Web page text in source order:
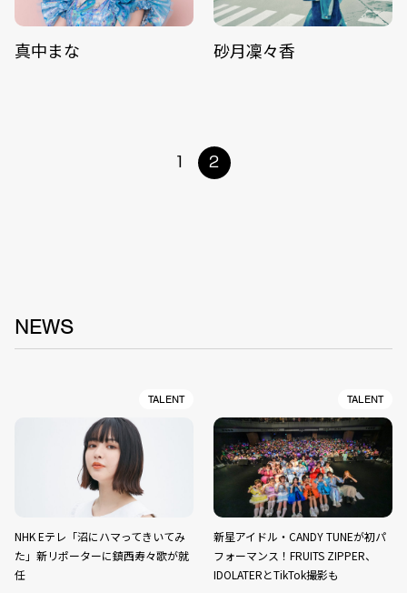
真中まな 砂月凜々香
1 2
NEWS
TALENT
NHK Eテレ「沼にハマってきいてみ
た」新リポーターに鎮西寿々歌が就
任
TALENT
新星アイドル・CANDY TUNEが初パ
フォーマンス！FRUITS ZIPPER、
IDOLATERとTikTok撮影も